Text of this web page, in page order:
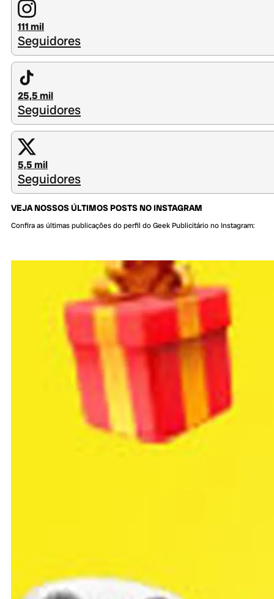
111 mil
Seguidores
25,5 mil
Seguidores
5,5 mil
Seguidores
VEJA NOSSOS ÚLTIMOS POSTS NO INSTAGRAM
Confira as últimas publicações do perfil do Geek Publicitário no Instagram: